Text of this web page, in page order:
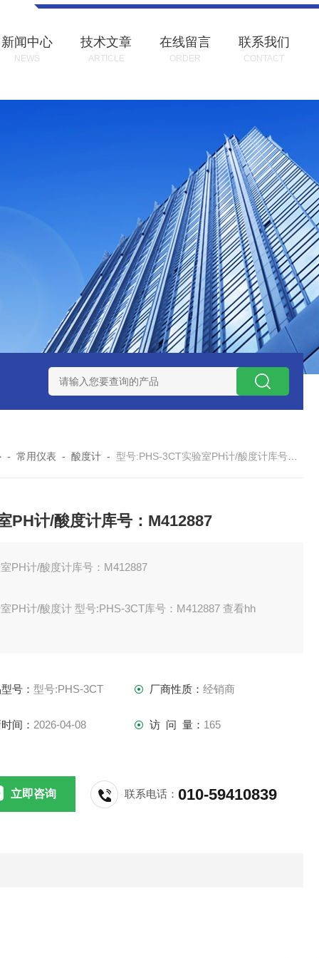
新闻中心
NEWS
技术文章
ARTICLE
在线留言
ORDER
联系我们
CONTACT
型号:ZXEFQ/3*20不锈钢槽式二分器/缩分器库号：
-常用仪表 -酸度计 -型号:PHS-3CT实验室PH计/酸度计库号：M412887
PH计/酸度计库号：M412887
PH计/酸度计库号：M412887
PH计/酸度计 型号:PHS-3CT库号：M412887 查看hh
PHS-3CT
围：-2～18.00PH、±1999mv
cha：±0.01PH、±1mv±1 个字
偿方式：手动或自动
号：型号:PHS-3CT 厂商性质： 经销商
间： 2026-04-08 访 问 量： 165
立即咨询 联系电话：010-59410839